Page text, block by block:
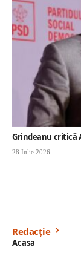
Grindeanu critică
28 Iulie 2026
Redacție
Acasa